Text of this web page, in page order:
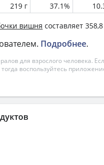
219 г 37.1%
вишня составляет
Подробнее.
для взрослого человека.
воспользуйтесь